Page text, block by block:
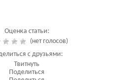
Оценка статьи:
(нет голосов)
с друзьями:
Твитнуть
Поделиться